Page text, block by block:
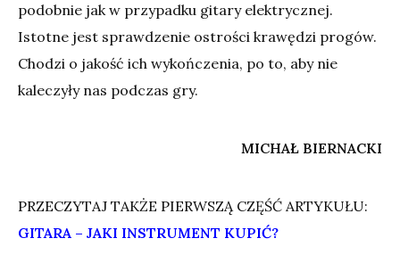
podobnie jak w przypadku gitary elektrycznej.
Istotne jest sprawdzenie ostrości krawędzi progów.
Chodzi o jakość ich wykończenia, po to, aby nie
kaleczyły nas podczas gry.
MICHAŁ BIERNACKI
PRZECZYTAJ TAKŻE PIERWSZĄ CZĘŚĆ ARTYKUŁU:
GITARA – JAKI INSTRUMENT KUPIĆ?